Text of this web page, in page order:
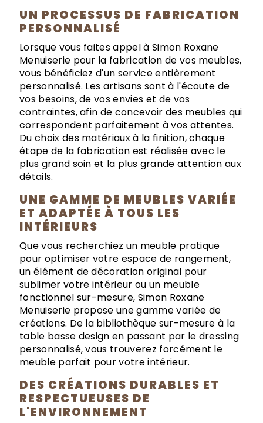
UN PROCESSUS DE FABRICATION
PERSONNALISÉ
Lorsque vous faites appel à Simon Roxane
Menuiserie pour la fabrication de vos meubles,
vous bénéficiez d'un service entièrement
personnalisé. Les artisans sont à l'écoute de
vos besoins, de vos envies et de vos
contraintes, afin de concevoir des meubles qui
correspondent parfaitement à vos attentes.
Du choix des matériaux à la finition, chaque
étape de la fabrication est réalisée avec le
plus grand soin et la plus grande attention aux
détails.
UNE GAMME DE MEUBLES VARIÉE
ET ADAPTÉE À TOUS LES
INTÉRIEURS
Que vous recherchiez un meuble pratique
pour optimiser votre espace de rangement,
un élément de décoration original pour
sublimer votre intérieur ou un meuble
fonctionnel sur-mesure, Simon Roxane
Menuiserie propose une gamme variée de
créations. De la bibliothèque sur-mesure à la
table basse design en passant par le dressing
personnalisé, vous trouverez forcément le
meuble parfait pour votre intérieur.
DES CRÉATIONS DURABLES ET
RESPECTUEUSES DE
L'ENVIRONNEMENT